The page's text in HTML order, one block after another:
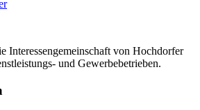
Interessengemeinschaft von Hochdorfer
und Gewerbebetrieben.